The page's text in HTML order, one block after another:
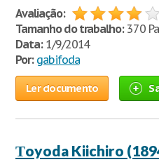
Avaliação:
Tamanho do trabalho:370
Data:1/9/2014
Por: gabifoda
Ler documento
Тoyoda Kiichiro